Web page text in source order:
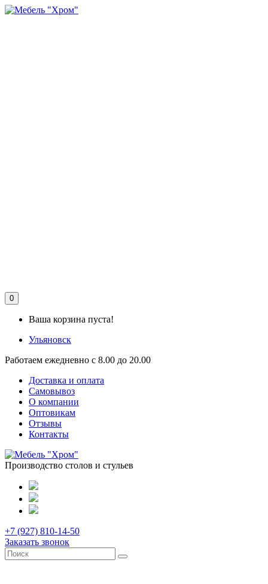
0
Ваша корзина пуста!
Ульяновск
Работаем ежедневно с 8.00 до 20.00
Доставка и оплата
Самовывоз
О компании
Оптовикам
Отзывы
Контакты
Производство столов и стульев
+7 (927) 810-14-50
Заказать звонок